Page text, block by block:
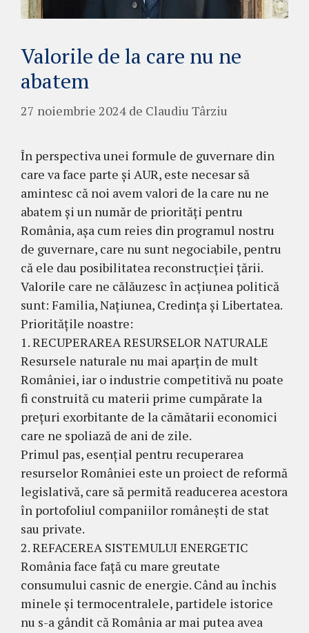
Valorile de la care nu ne
abatem
27 noiembrie 2024 de Claudiu Târziu
În perspectiva unei formule de guvernare din
care va face parte și AUR, este necesar să
amintesc că noi avem valori de la care nu ne
abatem și un număr de priorități pentru
România, așa cum reies din programul nostru
de guvernare, care nu sunt negociabile, pentru
că ele dau posibilitatea reconstrucției țării.
Valorile care ne călăuzesc în acțiunea politică
sunt: Familia, Națiunea, Credința și Libertatea.
Prioritățile noastre:
1. RECUPERAREA RESURSELOR NATURALE
Resursele naturale nu mai aparțin de mult
României, iar o industrie competitivă nu poate
fi construită cu materii prime cumpărate la
prețuri exorbitante de la cămătarii economici
care ne spoliază de ani de zile.
Primul pas, esențial pentru recuperarea
resurselor României este un proiect de reformă
legislativă, care să permită readucerea acestora
în portofoliul companiilor românești de stat
sau private.
2. REFACEREA SISTEMULUI ENERGETIC
România face față cu mare greutate
consumului casnic de energie. Când au închis
minele și termocentralele, partidele istorice
nu s-a gândit că România ar mai putea avea